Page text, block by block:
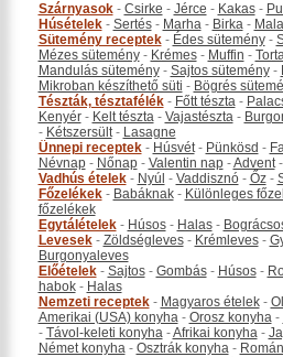
Szárnyasok- Csirke - Jérce - Kakas-
Húsételek- Sertés- Marha- Birka-
Sütemény receptek- Édes sütemény-
Mézes sütemény- Krémes- Muffin -
Mandulás sütemény- Sajtos sütemény-
Mikroban készíthető süti - Bögrés
Tészták, tésztafélék- Főtt tészta-
Kenyér- Kelt tészta- Vajastészta-
- Kétszersült- Lasagne
Ünnepi receptek- Húsvét- Pünkösd -
Névnap- Nőnap- Valentin nap-Advent-
Vadhús ételek- Nyúl - Vaddisznó- Őz-
Főzelékek- Babáknak- Különleges
főzelékek
Egytálételek- Húsos- Halas-
Levesek- Zöldségleves- Krémleves-
Burgonyaleves
Előételek- Sajtos- Gombás- Húsos-
habok- Halas
Nemzeti receptek- Magyaros ételek-
Amerikai (USA) konyha- Orosz konyha-
- Távol-keleti konyha-Afrikai konyha-
Német konyha- Osztrák konyha-